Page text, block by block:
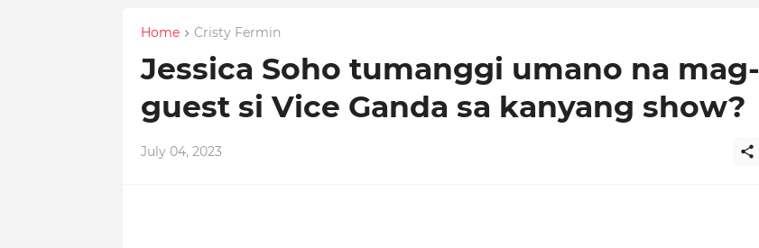
Home Cristy Fermin
Jessica Soho tumanggi umano na mag-
guest si Vice Ganda sa kanyang show?
July 04, 2023